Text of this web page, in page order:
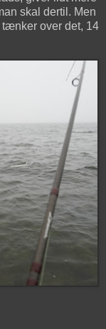
skal dertil. Men
over det, 14